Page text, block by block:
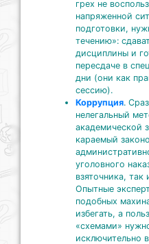
грех не
напряженной
подготовки,
течению»:
дисциплины и
пересдаче в
дни (они как
сессию).
Коррупция.
нелегальный
академической
караемый
уголовного
взяточника, так
Опытные
подобных
избегать, а
«схемами»
исключительно